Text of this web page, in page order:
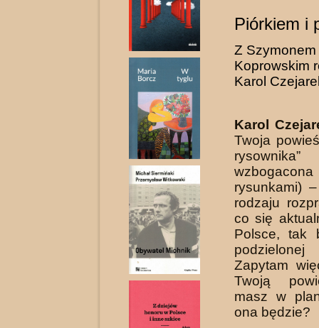
Piórkiem i
Z Szymonem
Koprowskim
Karol
Karol
Twoja
rysownika”
rysunkami)
rodzaju
co się
Polsce, tak
podzielonej
Zapytam
Twoją
masz w
ona będzie?